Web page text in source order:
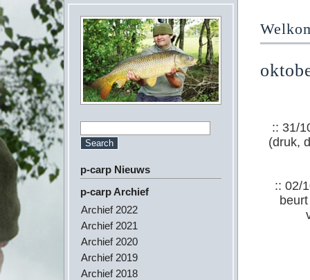
p-carp Nieuws
p-carp Archief
Archief 2022
Archief 2021
Archief 2020
Archief 2019
Archief 2018
:: 31/
(druk,
:: 02/